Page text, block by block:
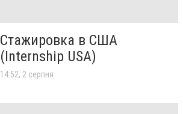
Стажировка в США
(Internship USA)
14:52, 2 серпня